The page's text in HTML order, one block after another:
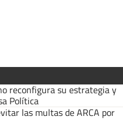
reconfigura su estrategia y
Política
las multas de ARCA por